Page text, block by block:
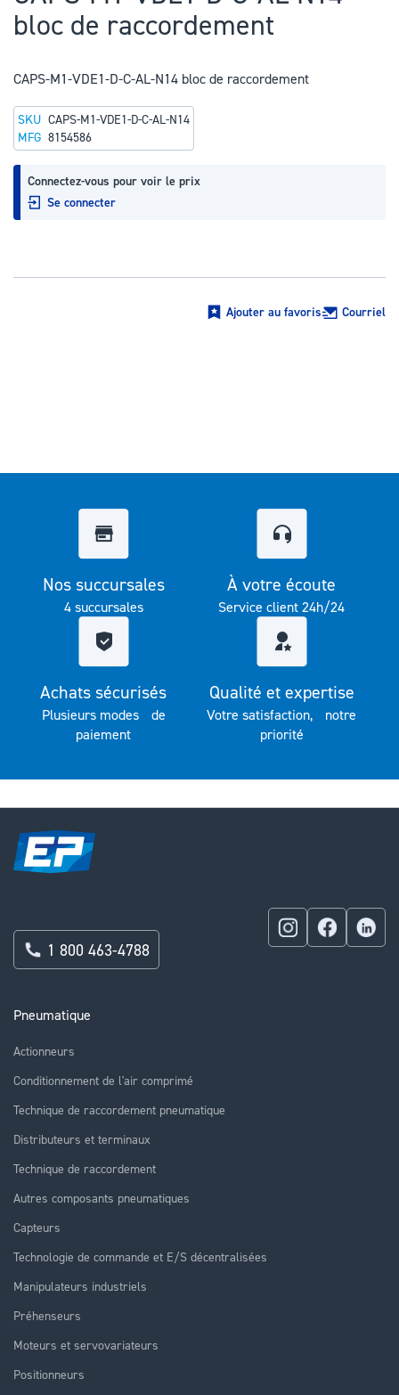
début
la
d’images
bloc de raccordement
CAPS-M1-VDE1-D-C-AL-N14 bloc de raccordement
Connectez-vous pour voir le prix
Se connecter
SKU CAPS-M1-VDE1-D-C-AL-N14
MFG 8154586
Ajouter au favoris Courriel
Nos succursales
4 succursales
À votre écoute
Service client 24h/24
Achats sécurisés
Plusieurs modes de
paiement
Qualité et expertise
Votre satisfaction, notre
priorité
Pneumatique
Actionneurs
Conditionnement de l'air comprimé
Technique de raccordement pneumatique
Distributeurs et terminaux
Technique de raccordement
Autres composants pneumatiques
Capteurs
Technologie de commande et E/S décentralisées
Manipulateurs industriels
Préhenseurs
Moteurs et servovariateurs
Positionneurs
1 800 463-4788